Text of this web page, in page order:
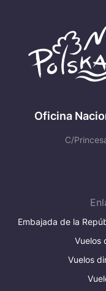
Oficina
C/
Embajada de la
Vuelos
Vuelos